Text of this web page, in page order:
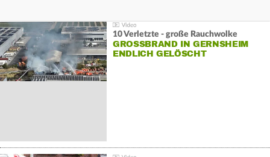
10 Verletzte - große Rauchwolke
GROSSBRAND IN GERNSHEIM E
NDLICH GELÖSCHT